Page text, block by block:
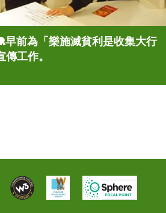
前為「樂施滅貧利是收集大行
工作。
籲大家支持「樂施滅貧利是收
籲大家支持「樂施滅貧利是收
籲大家捐出利是錢，為貧窮人